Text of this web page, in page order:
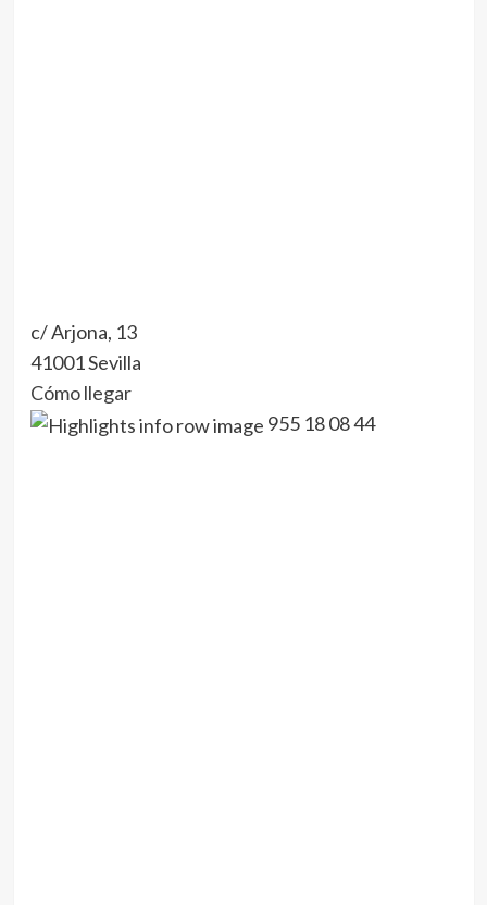
c/ Arjona, 13
41001 Sevilla
Cómo llegar
955 18 08 44